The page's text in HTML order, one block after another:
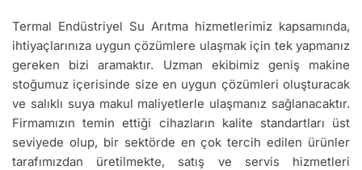
Termal Endüstriyel Su Arıtma hizmetlerimiz kapsamında,
ihtiyaçlarınıza uygun çözümlere ulaşmak için tek yapmanız
gereken bizi aramaktır. Uzman ekibimiz geniş makine
stoğumuz içerisinde size en uygun çözümleri oluşturacak
ve salıklı suya makul maliyetlerle ulaşmanız sağlanacaktır.
Firmamızın temin ettiği cihazların kalite standartları üst
seviyede olup, bir sektörde en çok tercih edilen ürünler
tarafımızdan üretilmekte, satış ve servis hizmetleri